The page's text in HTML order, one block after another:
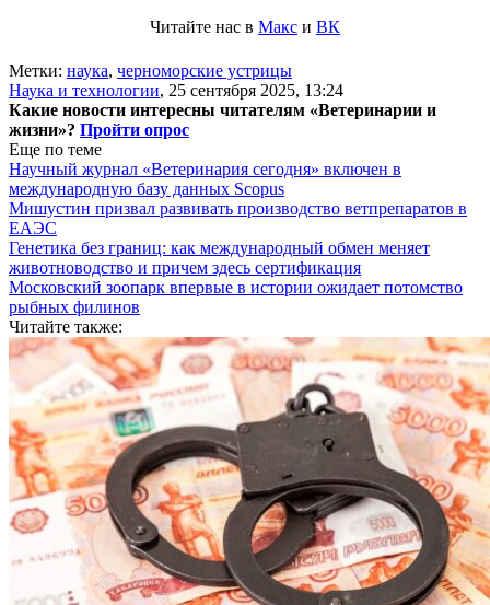
Читайте нас в Макс и ВК
Метки: наука, черноморские устрицы
Наука и технологии, 25 сентября 2025, 13:24
Какие новости интересны читателям «Ветеринарии и
жизни»? Пройти опрос
Еще по теме
Научный журнал «Ветеринария сегодня» включен в
международную базу данных Scopus
Мишустин призвал развивать производство ветпрепаратов в
ЕАЭС
Генетика без границ: как международный обмен меняет
животноводство и причем здесь сертификация
Московский зоопарк впервые в истории ожидает потомство
рыбных филинов
Читайте также: